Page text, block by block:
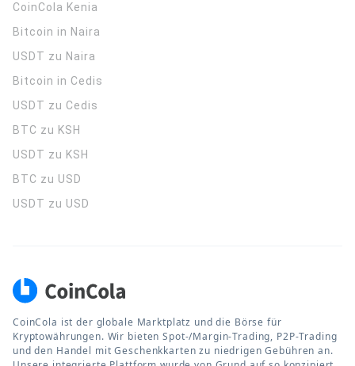
CoinCola Kenia
Bitcoin in Naira
USDT zu Naira
Bitcoin in Cedis
USDT zu Cedis
BTC zu KSH
USDT zu KSH
BTC zu USD
USDT zu USD
CoinCola ist der globale Marktplatz und die Börse für
Kryptowährungen. Wir bieten Spot-/Margin-Trading, P2P-Trading
und den Handel mit Geschenkkarten zu niedrigen Gebühren an.